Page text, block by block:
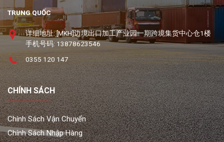
TRUNG QUỐC
详细地址: [MKH]边境出口加工产业园一期跨境集货中心仓1楼
手机号码: 13878623546
0355 120 147
CHÍNH SÁCH
Chính Sách Vận Chuyển
Chính Sách Nhập Hàng